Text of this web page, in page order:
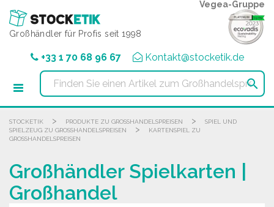
Großhändler für Profis seit 1998
Vegea-Gruppe
+33 1 70 68 96 67 Kontakt@stocketik.de

STOCKETIK > PRODUKTE ZU GROSSHANDELSPREISEN >
SPIEL UND
SPIELZEUG ZU GROSSHANDELSPREISEN
>
KARTENSPIEL ZU
GROSSHANDELSPREISEN
Großhändler Spielkarten |
Großhandel